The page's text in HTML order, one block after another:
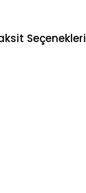
Seçenekleri